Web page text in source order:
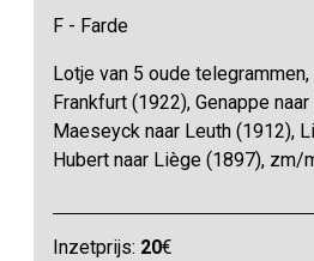
F - Farde
Lotje van 5 oude
Frankfurt (1922), Genappe
Maeseyck naar Leuth (1912),
Hubert naar Liège (1897), zm/
Inzetprijs: 20€